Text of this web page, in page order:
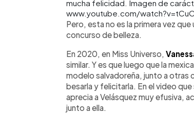
mucha felicidad. Imagen de
www.youtube.com/
Pero, esta no es la primera vez que
concurso de belleza.
En 2020, en Miss Universo,
similar. Y es que luego que la
modelo salvadoreña, junto a otras
besarla y felicitarla. En el video
aprecia a Velásquez muy efusiva,
junto a ella.